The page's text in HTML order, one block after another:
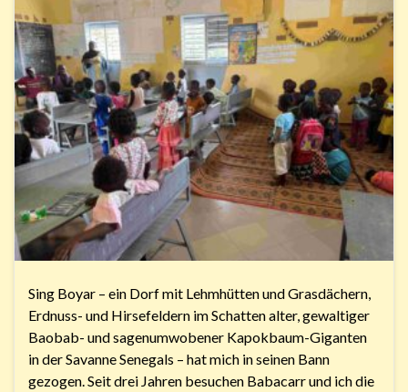
Sing Boyar – ein Dorf mit Lehmhütten und Grasdächern,
Erdnuss- und Hirsefeldern im Schatten alter, gewaltiger
Baobab- und sagenumwobener Kapokbaum-Giganten
in der Savanne Senegals – hat mich in seinen Bann
gezogen. Seit drei Jahren besuchen Babacarr und ich die